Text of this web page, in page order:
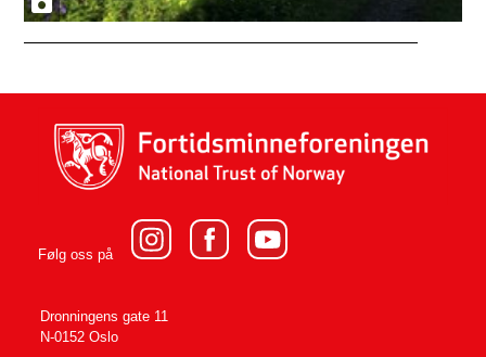
Følg oss på
Dronningens gate 11
N-0152 Oslo